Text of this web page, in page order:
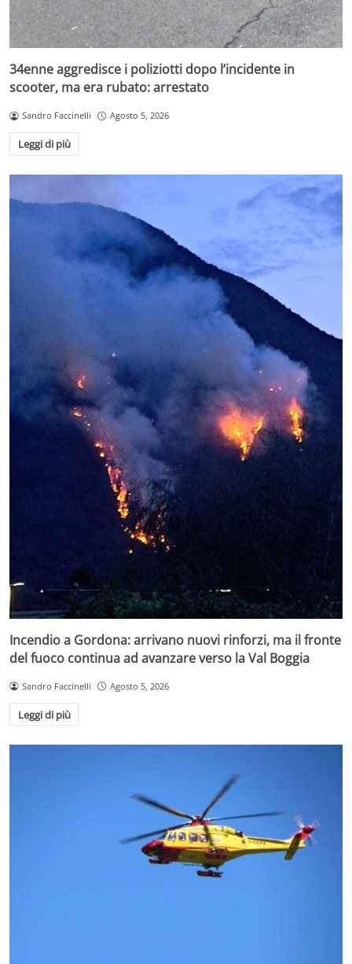
34enne aggredisce i poliziotti dopo l’incidente in
scooter, ma era rubato: arrestato
Sandro Faccinelli Agosto 5, 2026
Leggi di più
Incendio a Gordona: arrivano nuovi rinforzi, ma il fronte
del fuoco continua ad avanzare verso la Val Boggia
Sandro Faccinelli Agosto 5, 2026
Leggi di più